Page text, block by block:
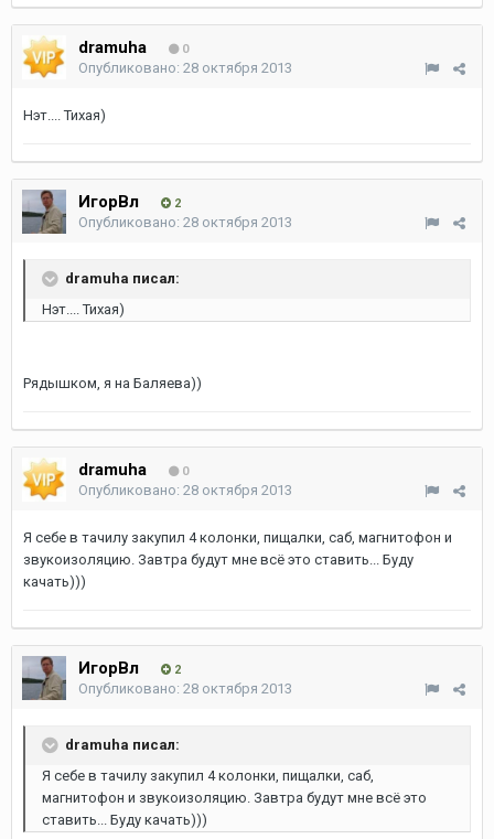
dramuha 0
Опубликовано: 28 октября 2013
Нэт.... Тихая)
ИгорВл 2
Опубликовано: 28 октября 2013
dramuha писал:
Нэт.... Тихая)
Рядышком, я на Баляева))
dramuha 0
Опубликовано: 28 октября 2013
Я себе в тачилу закупил 4 колонки, пищалки, саб, магнитофон и
звукоизоляцию. Завтра будут мне всё это ставить... Буду
качать)))
ИгорВл 2
Опубликовано: 28 октября 2013
dramuha писал:
Я себе в тачилу закупил 4 колонки, пищалки, саб,
магнитофон и звукоизоляцию. Завтра будут мне всё это
ставить... Буду качать)))